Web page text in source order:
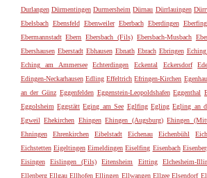
Durlangen Dürmentingen Durmersheim Dürnau Dürrlauingen
Ebelsbach Ebensfeld Ebenweiler Eberbach Eberdingen Eberfing
Ebermannstadt Ebern Ebersbach (Fils) Ebersbach-Musbach
Ebershausen Eberstadt Ebhausen Ebnath Ebrach Ebringen
Eching am Ammersee
Echterdingen Eckental Eckersdorf
Edingen-Neckarhausen Edling Effeltrich Efringen-Kirchen
an der Günz Eggenfelden Eggenstein-Leopoldshafen Eggenthal
Eggolsheim Eggstätt Eging am See Eglfing Egling Egling an
Egweil Ehekirchen Ehingen Ehingen (Augsburg) Ehingen
Ehningen
Ehrenkirchen Eibelstadt Eichenau Eichenbühl
Eichstetten Eigeltingen Eimeldingen Eiselfing Eisenbach
Eisingen
Eislingen (Fils) Eitensheim Eitting Elchesheim-
Ellenberg Ellgau Ellhofen Ellingen Ellwangen Ellzee Elsendorf